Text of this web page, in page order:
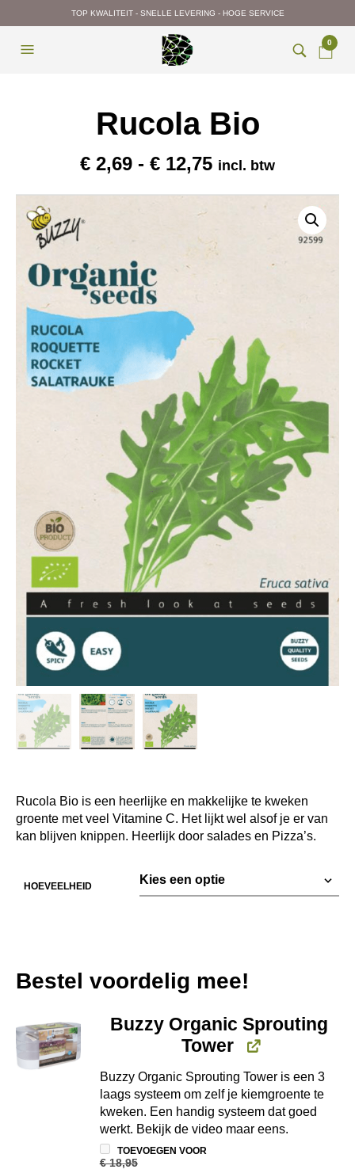
TOP KWALITEIT - SNELLE LEVERING - HOGE SERVICE
0
Rucola Bio
€ 2,69 - € 12,75Prijsklasse:
tot
incl. btw
Rucola Bio is een heerlijke en makkelijke te kweken
groente met veel Vitamine C. Het lijkt wel alsof je er van
kan blijven knippen. Heerlijk door salades en Pizza’s.
HOEVEELHEID
Bestel voordelig mee!
Buzzy Organic Sprouting
Tower
Buzzy Organic Sprouting Tower is een 3
laags systeem om zelf je kiemgroente te
kweken. Een handig systeem dat goed
werkt. Bekijk de video maar eens.
TOEVOEGEN VOOR
€18,95